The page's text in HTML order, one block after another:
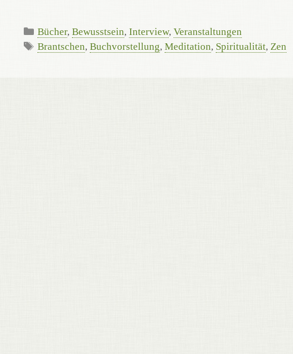
Kategorien
Bücher,Bewusstsein,Interview,Veranstaltungen
Schlagwörter
Brantschen,Buchvorstellung,Meditation, Spiritualität, Zen